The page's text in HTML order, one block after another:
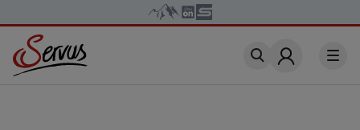
Account